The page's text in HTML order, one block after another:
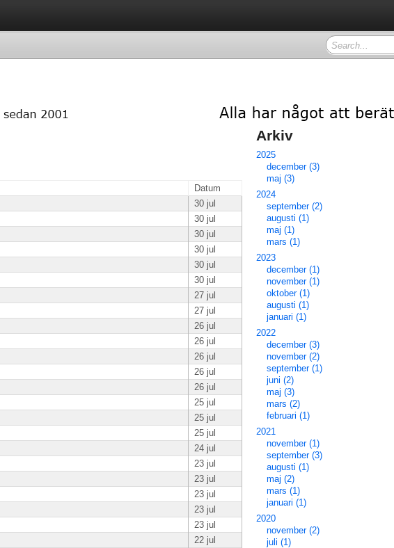
Datum
30 jul
30 jul
30 jul
30 jul
30 jul
30 jul
27 jul
27 jul
26 jul
26 jul
26 jul
26 jul
26 jul
25 jul
25 jul
25 jul
24 jul
23 jul
23 jul
23 jul
23 jul
23 jul
22 jul
Arkiv
2025
december (3)
maj (3)
2024
september (2)
augusti (1)
maj (1)
mars (1)
2023
december (1)
november (1)
oktober (1)
augusti (1)
januari (1)
2022
december (3)
november (2)
september (1)
juni (2)
maj (3)
mars (2)
februari (1)
2021
november (1)
september (3)
augusti (1)
maj (2)
mars (1)
januari (1)
2020
november (2)
juli (1)